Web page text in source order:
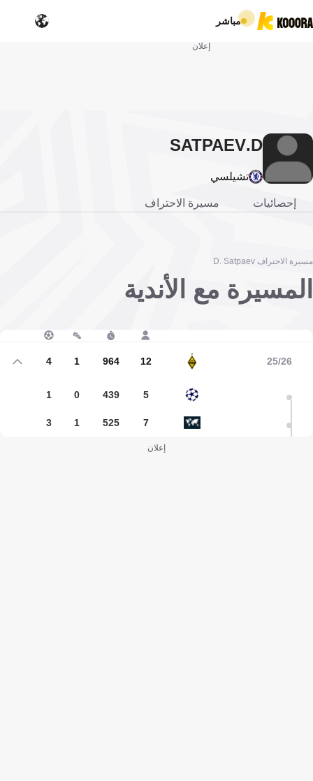
مباشر
إعلان
D.
SATPAEV
تشيلسي
إحصائيات مسيرة الاحتراف
مسيرة الاحتراف D. Satpaev
المسيرة مع الأندية
25/26
12
964
1
4
5
439
0
1
7
525
1
3
إعلان